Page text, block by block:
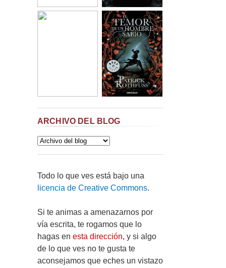
ARCHIVO DEL BLOG
Todo lo que ves está bajo una
licencia de Creative Commons.
Si te animas a amenazarnos por
vía escrita, te rogamos que lo
hagas en esta dirección, y si algo
de lo que ves no te gusta te
aconsejamos que eches un vistazo